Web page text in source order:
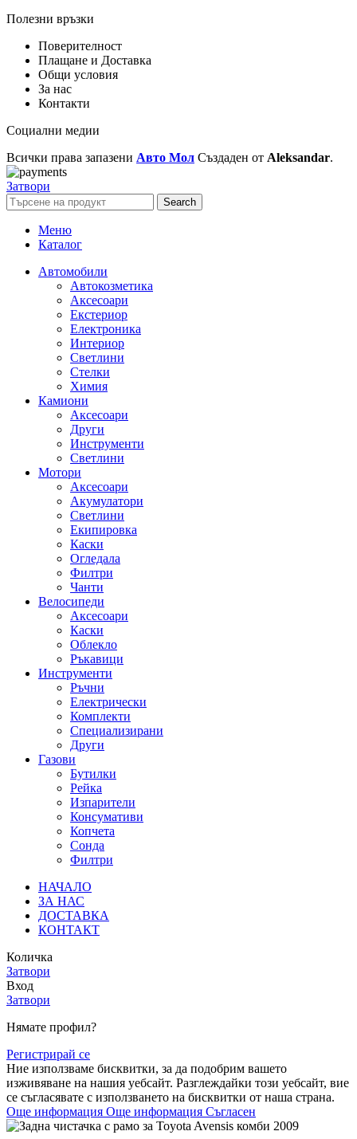
Полезни връзки
Поверителност
Плащане и Доставка
Общи условия
За нас
Контакти
Социални медии
Всички права запазени Авто Мол Създаден от Aleksandar.
Затвори
Search
Меню
Каталог
Автомобили
Автокозметика
Аксесоари
Екстериор
Електроника
Интериор
Светлини
Стелки
Химия
Камиони
Аксесоари
Други
Инструменти
Светлини
Мотори
Аксесоари
Акумулатори
Светлини
Екипировка
Каски
Огледала
Филтри
Чанти
Велосипеди
Аксесоари
Каски
Облекло
Ръкавици
Инструменти
Ръчни
Електрически
Комплекти
Специализирани
Други
Газови
Бутилки
Рейка
Изпарители
Консумативи
Копчета
Сонда
Филтри
НАЧАЛО
ЗА НАС
ДОСТАВКА
КОНТАКТ
Количка
Затвори
Вход
Затвори
Нямате профил?
Регистрирай се
Ние използваме бисквитки, за да подобрим вашето
изживяване на нашия уебсайт. Разглеждайки този уебсайт, вие
се съгласявате с използването на бисквитки от наша страна.
Още информация Още информация Съгласен